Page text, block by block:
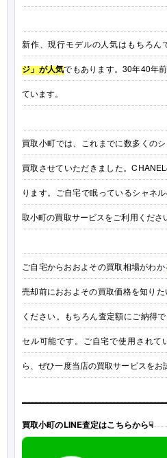
新作、現行モデルの人気はもちろん
ジ」が人気でもあります。30年40年
ています。
買取小町では、これまでに数多くの
買取させていただきました。
ります。ご自宅で眠っているシャネ
取小町の買取サービスをご利用くださ
ご自宅からおおよその買取相場がわか
売却前におおよその買取価格を知り
ください。もちろん査定額にご納得
セル可能です。ご自宅で使用されて
ら、ぜひ一度当店の買取サービスをお
買取小町のLINE査定はこちらから☟